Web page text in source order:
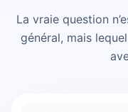
La vraie question
général, mais